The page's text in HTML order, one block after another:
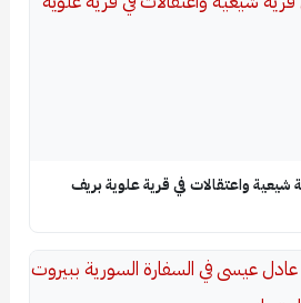
واعتقالات في قرية علوية بريف